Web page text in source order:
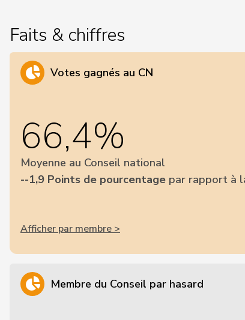
Faits & chiffres
Votes gagnés au CN
66,4%
Moyenne au Conseil national
--1,9 Points de pourcentage par rapport à
Afficher par membre >
Membre du Conseil par hasard